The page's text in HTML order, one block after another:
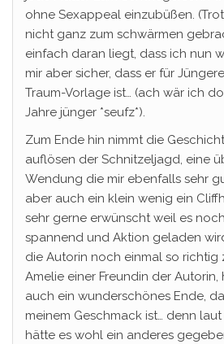
ohne Sexappeal einzubüßen.
nicht ganz zum schwärmen
einfach daran liegt, dass ich nun
mir aber sicher, dass er für
Traum-Vorlage ist… (ach wär ich
Jahre jünger *seufz*).
Zum Ende hin nimmt die
auflösen der Schnitzeljagd, eine
Wendung die mir ebenfalls sehr
aber auch ein klein wenig ein
sehr gerne erwünscht weil es
spannend und Aktion geladen
die Autorin noch einmal so
Amelie einer Freundin der
auch ein wunderschönes Ende,
meinem Geschmack ist… denn
hätte es wohl ein anderes